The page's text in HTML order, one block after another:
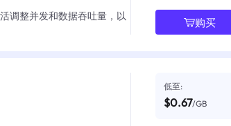
调整并发和数据吞吐量，以
购买
低至:
$0.67/GB